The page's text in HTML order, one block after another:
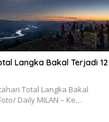
Langka Bakal Terjadi 12
Total Langka Bakal
Daily MILAN – Ke…